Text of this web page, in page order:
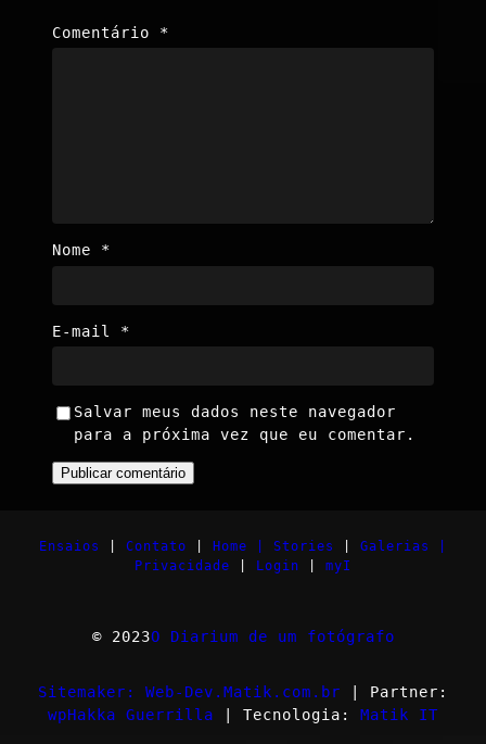
Comentário *
Nome *
E-mail *
Salvar meus dados neste navegador
para a próxima vez que eu comentar.
Ensaios Contato Home | Stories
Galerias |
Privacidade
Login myI
© 2023O Diarium de um fotógrafo
Sitemaker: Web-Dev.Matik.com.br | Partner:
wpHakka Guerrilla | Tecnologia: Matik IT